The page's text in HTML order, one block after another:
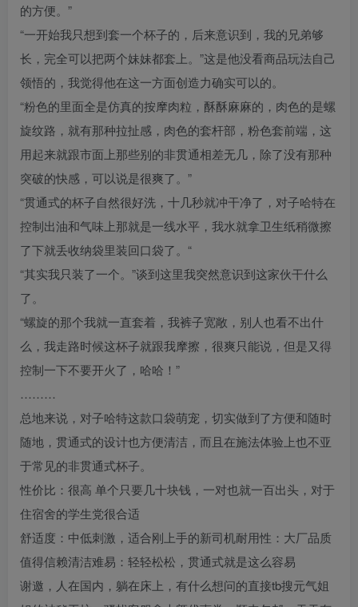
的方便。”
“一开始我只想到套一个杯子的，后来意识到，我的兄弟够
长，完全可以把两个妹妹都套上。”这是他没看商品玩法自己
领悟的，我觉得他在这一方面创造力确实可以的。
“粉色的里面全是仿真的按摩肉粒，酥酥麻麻的，肉色的是螺
旋纹路，就有那种拉扯感，肉色的套杆部，粉色套前端，这
用起来就跟市面上那些别的非贯通相差无几，除了没有那种
突破的快感，可以说是很爽了。”
“贯通式的杯子自然很好洗，十几秒就冲干净了，对子哈特在
控制出油和气味上那就是一线水平，我水就拿卫生纸稍微擦
了下就丢收纳袋里装回口袋了。“
“其实我只装了一个。”谈到这里我突然意识到这家伙干什么
了。
“螺旋的那个我就一直套着，我裤子宽敞，别人也看不出什
么，我走路时候这杯子就跟我摩擦，很爽只能说，但是又得
控制一下不要开火了，哈哈！”
………
总地来说，对子哈特这款口袋萌宠，切实做到了方便和随时
随地，贯通式的设计也方便清洁，而且在施法体验上也不亚
于常见的非贯通式杯子。
性价比：很高 单个只要几十块钱，一对也就一百出头，对于
住宿舍的学生党很合适
舒适度：中低刺激，适合刚上手的新司机耐用性：大厂品质
值得信赖清洁难易：轻轻松松，贯通式就是这么容易
谢邀，人在国内，躺在床上，有什么想问的直接tb搜元气姐